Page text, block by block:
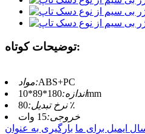
توضیحات کوتاه:
مواد:ABS+PC
اندازه:180*89*10mm
نرخ تبدیل:80 ٪
خروجی:15 وات
ایمیل برای ما